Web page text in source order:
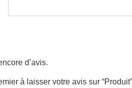
d’avis.
à laisser votre avis sur “Produit”